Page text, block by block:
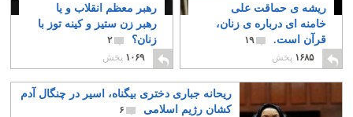
ریشه ی حماقت علی
خامنه ای درباره ی زنان،
قرآن است.
۱۹
۱۶۸۵ پخش
رهبر معظم انقلاب و یا
رهبر زن ستیز و کینه توز با
زنان؟
۲
۱۰۶۹ پخش
ریحانه جباری دختری بیگناه، اسیر در چنگال آدم
کشان رژیم اسلامی
۶